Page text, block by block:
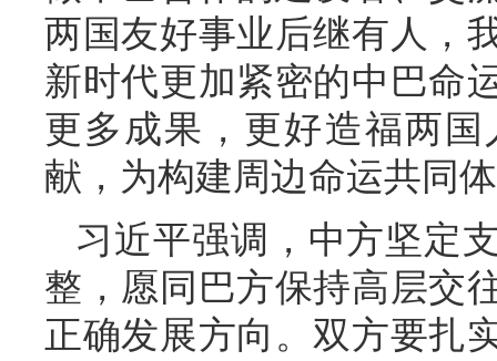
两国友好事业后继有人，
新时代更加紧密的中巴命
更多成果，更好造福两
献，为构建周边命运共同
习近平强调，中方坚定
整，愿同巴方保持高层交
正确发展方向。双方要扎